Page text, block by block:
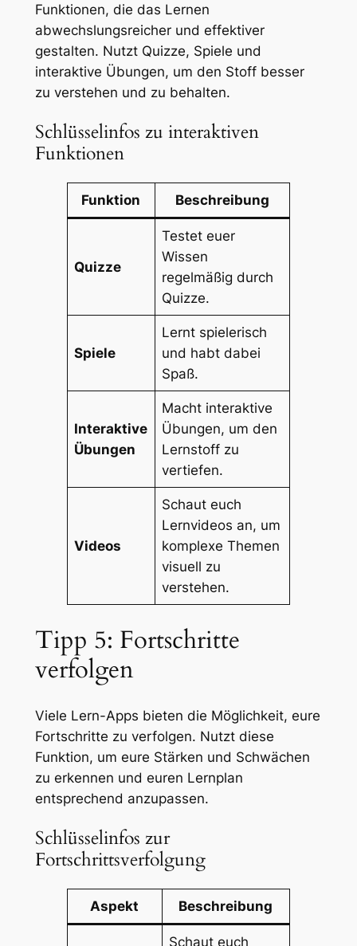
Funktionen, die das Lernen
abwechslungsreicher und effektiver
gestalten. Nutzt Quizze, Spiele und
interaktive Übungen, um den Stoff besser
zu verstehen und zu behalten.
Schlüsselinfos zu interaktiven
Funktionen
Funktion Beschreibung
Quizze
Testet euer
Wissen
regelmäßig durch
Quizze.
Spiele
Lernt spielerisch
und habt dabei
Spaß.
Interaktive
Übungen
Macht interaktive
Übungen, um den
Lernstoff zu
vertiefen.
Videos
Schaut euch
Lernvideos an, um
komplexe Themen
visuell zu
verstehen.
Tipp 5: Fortschritte
verfolgen
Viele Lern-Apps bieten die Möglichkeit, eure
Fortschritte zu verfolgen. Nutzt diese
Funktion, um eure Stärken und Schwächen
zu erkennen und euren Lernplan
entsprechend anzupassen.
Schlüsselinfos zur
Fortschrittsverfolgung
Aspekt Beschreibung
Schaut euch